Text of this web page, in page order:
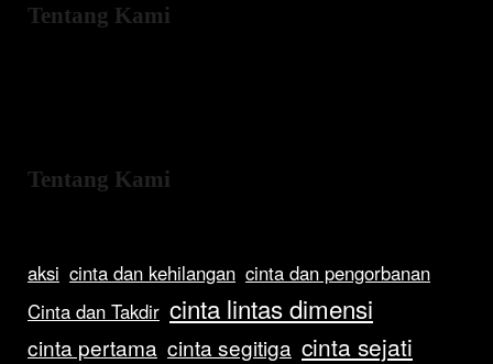
Tentang Kami
Tentang Kami
aksi cinta dan kehilangan cinta dan pengorbanan
Cinta dan Takdir cinta lintas dimensi
cinta pertama cinta segitiga cinta sejati